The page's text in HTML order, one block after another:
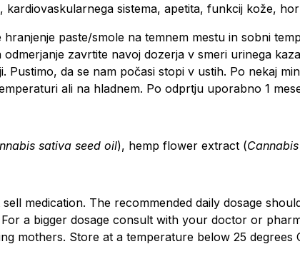
kardiovaskularnega sistema, apetita, funkcij kože,
paste/smole na temnem mestu in sobni
zavrtite navoj dozerja v smeri urinega
Pustimo, da se nam počasi stopi v ustih. Po nekaj
ali na hladnem. Po odprtju uporabno 1
sativa seed oil), hemp flower extract (
medication. The recommended daily dosage
For a bigger dosage consult with your doctor or
mothers. Store at a temperature below 25 degrees